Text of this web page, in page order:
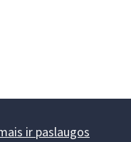
ir paslaugos